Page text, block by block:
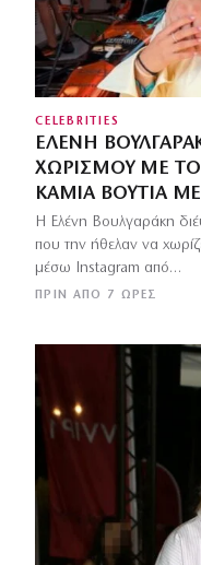
CELEBRITIES
ΕΛΈΝΗ
ΧΩΡΙΣΜΟΎ ΜΕ
ΚΑΜΙΆ ΒΟΥΤΙΆ
ΠΡΙΝ ΑΠΌ 7 ΏΡΕΣ
Η Ελένη Βουλγαράκη
που την ήθελαν να
μέσω Instagram από…